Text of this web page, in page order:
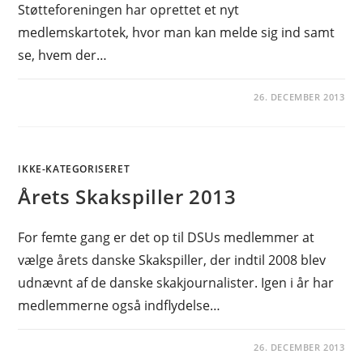
Støtteforeningen har oprettet et nyt
medlemskartotek, hvor man kan melde sig ind samt
se, hvem der…
26. DECEMBER 2013
IKKE-KATEGORISERET
Årets Skakspiller 2013
For femte gang er det op til DSUs medlemmer at
vælge årets danske Skakspiller, der indtil 2008 blev
udnævnt af de danske skakjournalister. Igen i år har
medlemmerne også indflydelse…
26. DECEMBER 2013